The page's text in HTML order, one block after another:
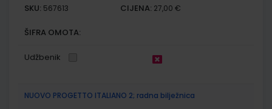
SKU: 567613 CIJENA: 27,00 €
ŠIFRA OMOTA:
Udžbenik
NUOVO PROGETTO ITALIANO 2; radna bilježnica